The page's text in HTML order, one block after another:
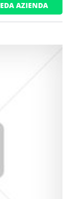
AZIENDA